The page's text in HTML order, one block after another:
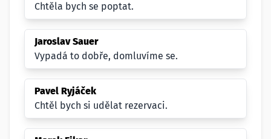
Chtěla bych se poptat.
Jaroslav Sauer
Vypadá to dobře, domluvíme se.
Pavel Ryjáček
Chtěl bych si udělat rezervaci.